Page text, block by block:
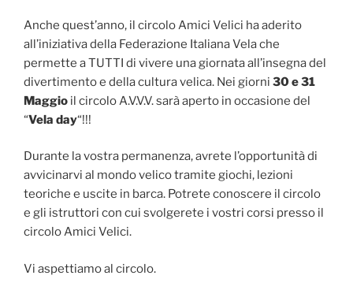
Anche quest’anno, il circolo Amici Velici ha aderito
all’iniziativa della Federazione Italiana Vela che
permette a TUTTI di vivere una giornata all’insegna del
divertimento e della cultura velica. Nei giorni 30 e 31
Maggio il circolo A.V.V.V. sarà aperto in occasione del
“Vela day“!!!
Durante la vostra permanenza, avrete l’opportunità di
avvicinarvi al mondo velico tramite giochi, lezioni
teoriche e uscite in barca. Potrete conoscere il circolo
e gli istruttori con cui svolgerete i vostri corsi presso il
circolo Amici Velici.
Vi aspettiamo al circolo.